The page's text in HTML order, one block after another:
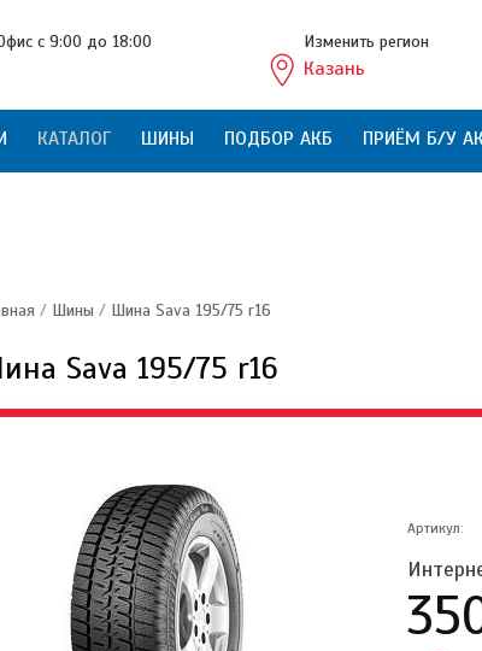
с 9:00 до 18:00 Изменить регион
Казань
КАТАЛОГ ШИНЫ ПОДБОР АКБ ПРИЁМ Б/У
/ Шины / Шина Sava 195/75 r16
Sava 195/75 r16
Артикул: